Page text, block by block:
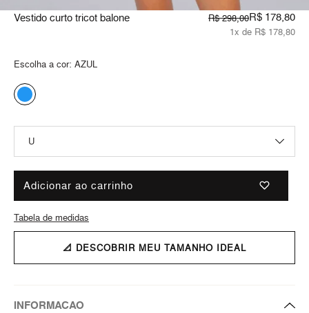
Vestido curto tricot balone R$ 298,00R$ 178,80
1x de R$ 178,80
Escolha a cor: AZUL
Adicionar ao carrinho
Tabela de medidas
📐 DESCOBRIR MEU TAMANHO IDEAL
INFORMACAO